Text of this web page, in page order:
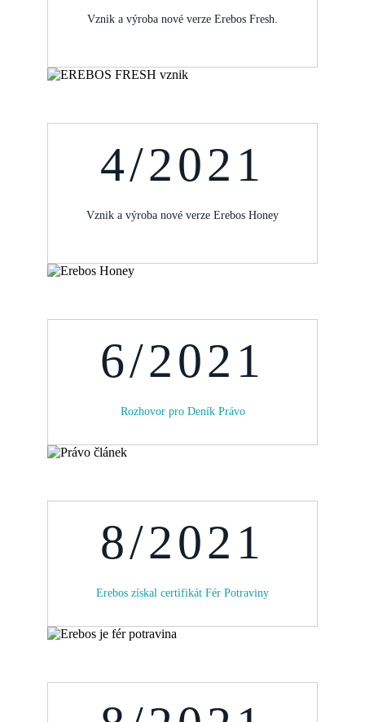
Vznik a výroba nové verze Erebos Fresh.
4/2021
Vznik a výroba nové verze Erebos Honey
6/2021
Rozhovor pro Deník Právo
8/2021
Erebos získal certifikát Fér Potraviny